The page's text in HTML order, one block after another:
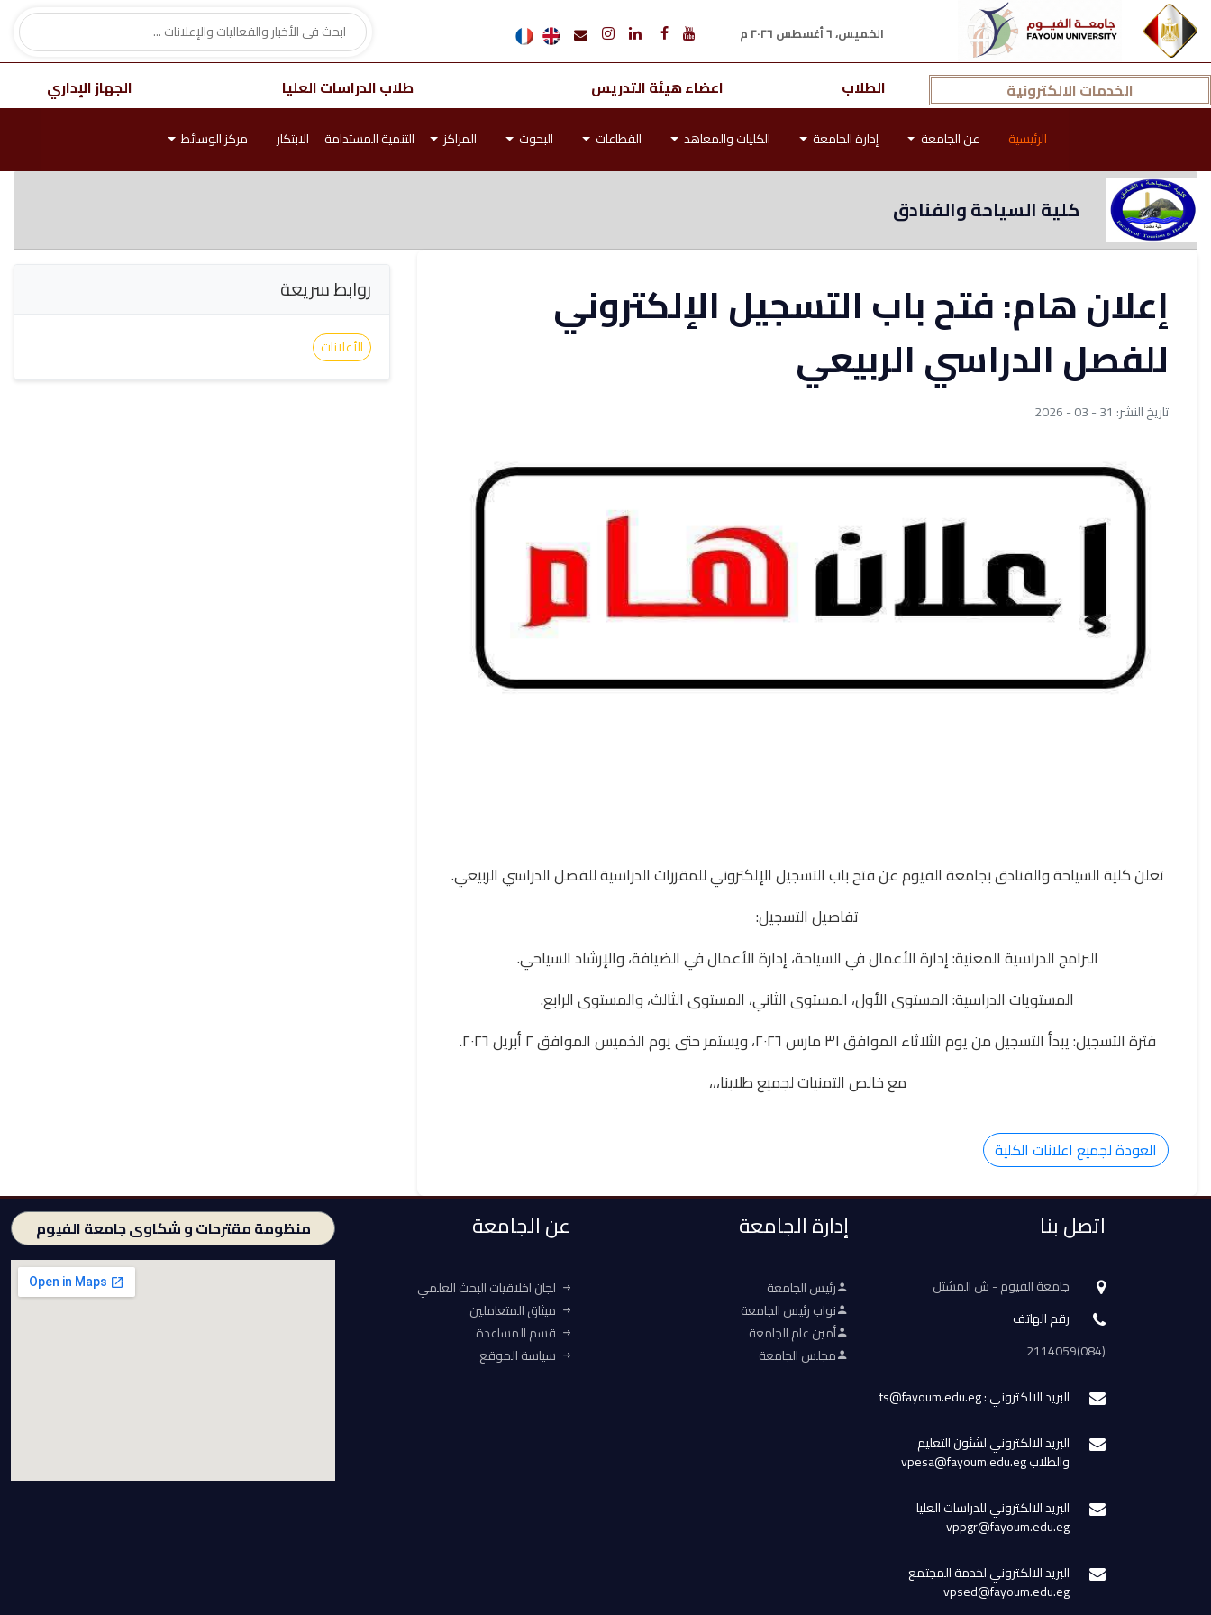
الخميس، ٦ أغسطس ٢٠٢٦ م
الخدمات الالكترونية الطلاب اعضاء هيئة التدريس طلاب الدراسات العليا الجهاز الإداري
الرئيسية عن الجامعة إدارة الجامعة الكليات والمعاهد القطاعات البحوث المراكز التنمية المستدامة الابتكار مركز الوسائط
كلية السياحة والفنادق
إعلان هام: فتح باب التسجيل الإلكتروني
للفصل الدراسي الربيعي
تاريخ النشر: 31 - 03 - 2026
تعلن كلية السياحة والفنادق بجامعة الفيوم عن فتح باب التسجيل الإلكتروني للمقررات الدراسية للفصل الدراسي الربيعي.
تفاصيل التسجيل:
البرامج الدراسية المعنية: إدارة الأعمال في السياحة، إدارة الأعمال في الضيافة، والإرشاد السياحي.
المستويات الدراسية: المستوى الأول، المستوى الثاني، المستوى الثالث، والمستوى الرابع.
فترة التسجيل: يبدأ التسجيل من يوم الثلاثاء الموافق ٣١ مارس ٢٠٢٦، ويستمر حتى يوم الخميس الموافق ٢ أبريل ٢٠٢٦.
مع خالص التمنيات لجميع طلابنا،،،
العودة لجميع اعلانات الكلية
روابط سريعة
الأعلانات
اتصل بنا
جامعة الفيوم - ش المشتل
رقم الهاتف
(084)2114059
البريد الالكتروني : ts@fayoum.edu.eg
البريد الالكتروني لشئون التعليم
والطلاب vpesa@fayoum.edu.eg
البريد الالكتروني للدراسات العليا
vppgr@fayoum.edu.eg
البريد الالكتروني لخدمة المجتمع
vpsed@fayoum.edu.eg
إدارة الجامعة
رئيس الجامعة
نواب رئيس الجامعة
أمين عام الجامعة
مجلس الجامعة
عن الجامعة
لجان اخلاقيات البحث العلمي
ميثاق المتعاملين
قسم المساعدة
سياسة الموقع
منظومة مقترحات و شكاوى جامعة الفيوم